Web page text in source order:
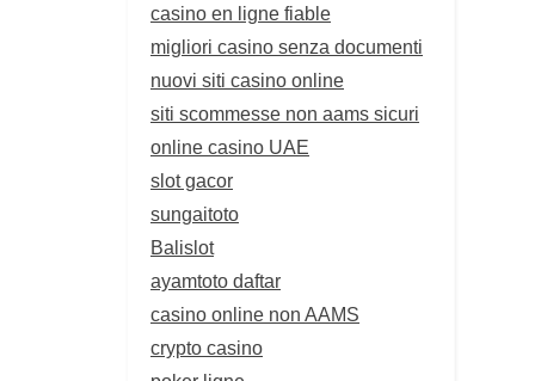
casino en ligne fiable
migliori casino senza documenti
nuovi siti casino online
siti scommesse non aams sicuri
online casino UAE
slot gacor
sungaitoto
Balislot
ayamtoto daftar
casino online non AAMS
crypto casino